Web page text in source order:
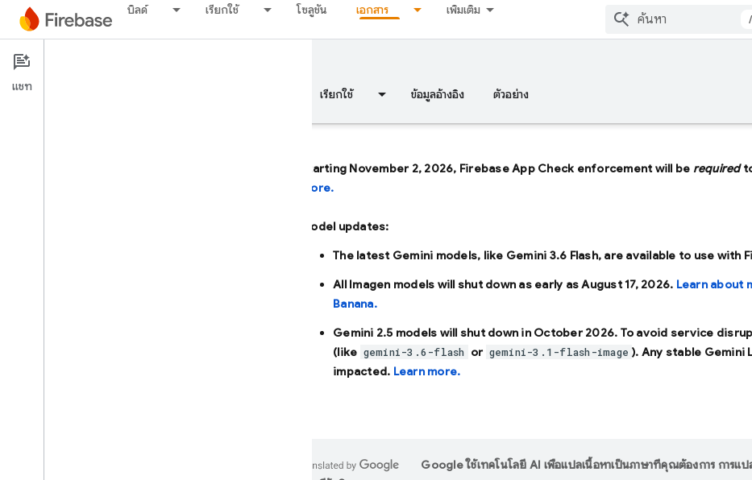
บิลด์ เรียกใช้ โซลูชัน เอกสาร เพิ่มเติม
/
Documentation
ภาพรวม เรียกใช้ ข้อมูลอ้างอิง ตัวอย่าง
Starting November 2, 2026, Firebase App Check enforcement will be required
more.
Model updates:
The latest Gemini models, like Gemini 3.6 Flash, are available to use with
All Imagen models will shut down as early asAugust 17, 2026. Learn about
Banana.
Gemini 2.5 models will shut down in October 2026. To avoid service
(like gemini-3.6-flash or gemini-3.1-flash-image ). Any stable Gemini
impacted. Learn more.
Google ใช้เทคโนโลยี AI เพื่อแปลเนื้อหาเป็นภาษาที่คุณต้องการ การแป
แชท